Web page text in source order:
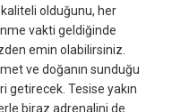
olduğunu, her
vakti geldiğinde
emin olabilirsiniz.
ve doğanın sunduğu
getirecek. Tesise yakın
biraz adrenalini de